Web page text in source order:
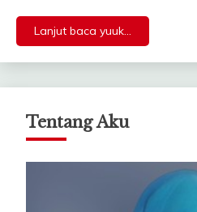
Lanjut baca yuuk...
Tentang Aku